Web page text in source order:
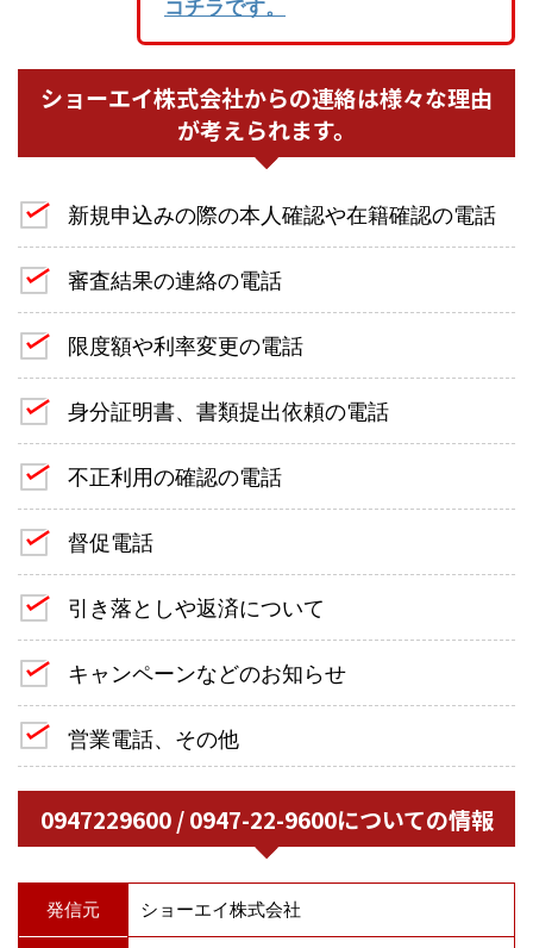
コチラです。
ショーエイ株式会社からの連絡は様々な理由
が考えられます。
新規申込みの際の本人確認や在籍確認の電話
審査結果の連絡の電話
限度額や利率変更の電話
身分証明書、書類提出依頼の電話
不正利用の確認の電話
督促電話
引き落としや返済について
キャンペーンなどのお知らせ
営業電話、その他
0947229600 / 0947-22-9600についての情報
発信元 ショーエイ株式会社